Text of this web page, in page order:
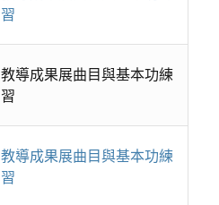
習
教導成果展曲目與基本功練
習
教導成果展曲目與基本功練
習